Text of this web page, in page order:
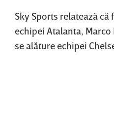
Sky Sports relatează
echipei Atalanta, Marco
se alăture echipei